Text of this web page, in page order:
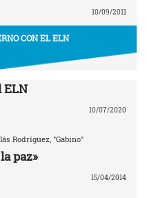
10/09/2011
CON EL ELN
ELN
10/07/2020
Rodríguez, "Gabino"
paz»
15/04/2014